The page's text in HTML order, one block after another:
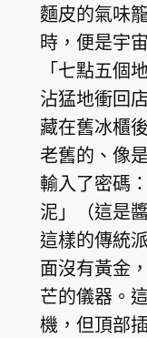
麵皮的氣味
時，便是宇
「七點五個
沾猛地衝回
藏在舊冰櫃
老舊的、像
輸入了密碼
泥」（這是
這樣的傳統
面沒有黃金
芒的儀器。
機，但頂部